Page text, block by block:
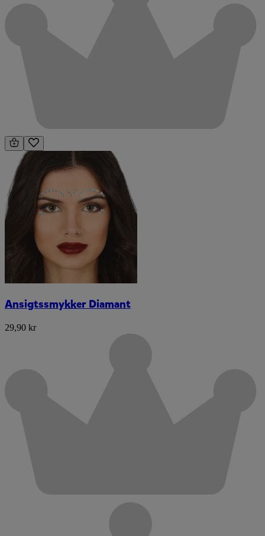
Ansigtssmykker Diamant
29,90 kr